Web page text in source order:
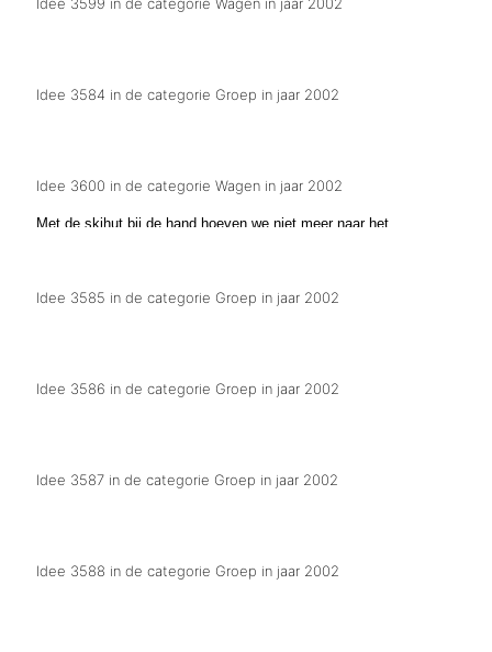
Idee 3584 in de categorie Groep in jaar 2002
Idee 3600 in de categorie Wagen in jaar 2002
Met de skihut bij de hand hoeven we niet meer naar het
Idee 3585 in de categorie Groep in jaar 2002
Idee 3586 in de categorie Groep in jaar 2002
Idee 3587 in de categorie Groep in jaar 2002
Idee 3588 in de categorie Groep in jaar 2002